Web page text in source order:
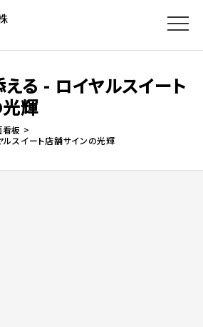
る - ロイヤルスイート
輝
板
スイート店舗サインの光輝